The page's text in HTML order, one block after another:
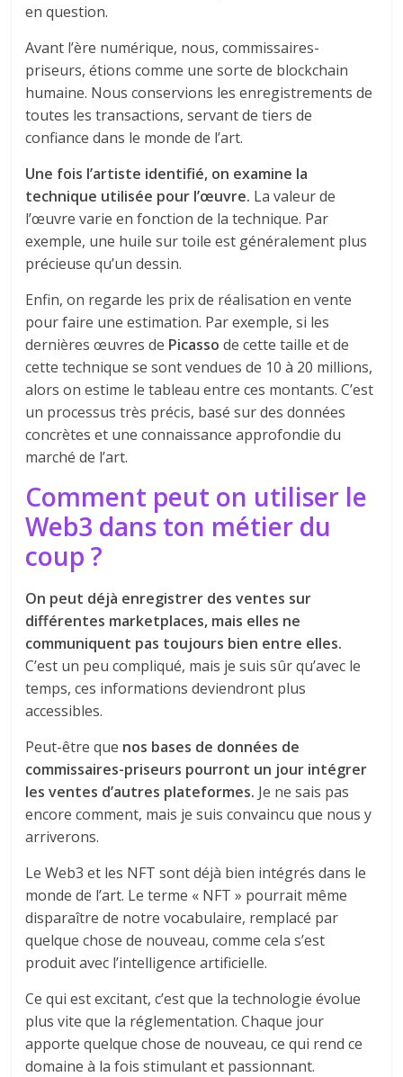
en question.
Avant l’ère numérique, nous, commissaires-
priseurs, étions comme une sorte de blockchain
humaine. Nous conservions les enregistrements de
toutes les transactions, servant de tiers de
confiance dans le monde de l’art.
Une fois l’artiste identifié, on examine la
technique utilisée pour l’œuvre. La valeur de
l’œuvre varie en fonction de la technique. Par
exemple, une huile sur toile est généralement plus
précieuse qu’un dessin.
Enfin, on regarde les prix de réalisation en vente
pour faire une estimation. Par exemple, si les
dernières œuvres de Picassode cette taille et de
cette technique se sont vendues de 10 à 20 millions,
alors on estime le tableau entre ces montants. C’est
un processus très précis, basé sur des données
concrètes et une connaissance approfondie du
marché de l’art.
Comment peut on utiliser le
Web3 dans ton métier du
coup ?
On peut déjà enregistrer des ventes sur
différentes marketplaces, mais elles ne
communiquent pas toujours bien entre elles.
C’est un peu compliqué, mais je suis sûr qu’avec le
temps, ces informations deviendront plus
accessibles.
Peut-être que nos bases de données de
commissaires-priseurs pourront un jour intégrer
les ventes d’autres plateformes. Je ne sais pas
encore comment, mais je suis convaincu que nous y
arriverons.
Le Web3 et les NFT sont déjà bien intégrés dans le
monde de l’art. Le terme « NFT » pourrait même
disparaître de notre vocabulaire, remplacé par
quelque chose de nouveau, comme cela s’est
produit avec l’intelligence artificielle.
Ce qui est excitant, c’est que la technologie évolue
plus vite que la réglementation. Chaque jour
apporte quelque chose de nouveau, ce qui rend ce
domaine à la fois stimulant et passionnant.